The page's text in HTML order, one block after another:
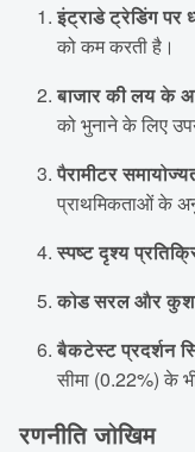
इंट्राडे ट्रेडिंग पर
को कम करती है।
बाजार की लय के
को भुनाने के लिए
पैरामीटर
प्राथमिकताओं के
स्पष्ट दृश्य
कोड सरल और
बैकटेस्ट प्रदर्शन
सीमा (0.22%) के
रणनीति जोखिम